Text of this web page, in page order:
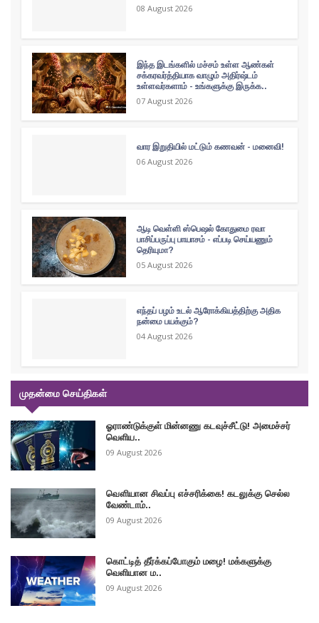
08 August 2026
இந்த இடங்களில் மச்சம் உள்ள ஆண்கள்
சக்கரவர்த்தியாக வாழும் அதிர்ஷ்டம்
உள்ளவர்களாம் - உங்களுக்கு இருக்க..
07 August 2026
வார இறுதியில் மட்டும் கணவன் - மனைவி!
06 August 2026
ஆடி வெள்ளி ஸ்பெஷல் கோதுமை ரவா
பாசிப்பருப்பு பாயாசம் - எப்படி செய்யணும்
தெரியுமா?
05 August 2026
எந்தப் பழம் உடல் ஆரோக்கியத்திற்கு அதிக
நன்மை பயக்கும்?
04 August 2026
முதன்மை செய்திகள்
ஓராண்டுக்குள் மின்னணு கடவுச்சீட்டு! அமைச்சர்
வெளிய..
09 August 2026
வௌியான சிவப்பு எச்சரிக்கை! கடலுக்கு செல்ல
வேண்டாம்..
09 August 2026
கொட்டித் தீர்க்கப்போகும் மழை! மக்களுக்கு
வெளியான ம..
09 August 2026